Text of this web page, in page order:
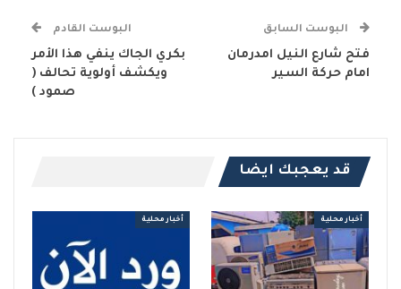
البوست السابق
فتح شارع النيل امدرمان
امام حركة السير
البوست القادم
بكري الجاك ينفي هذا الأمر
ويكشف أولوية تحالف (
صمود )
قد يعجبك ايضا
أخبار محلية أخبار محلية